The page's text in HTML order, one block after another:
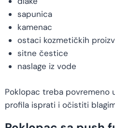
sapunica
kamenac
ostaci kozmetičkih
sitne čestice
naslage iz vode
Poklopac treba povremeno
profila isprati i očistiti